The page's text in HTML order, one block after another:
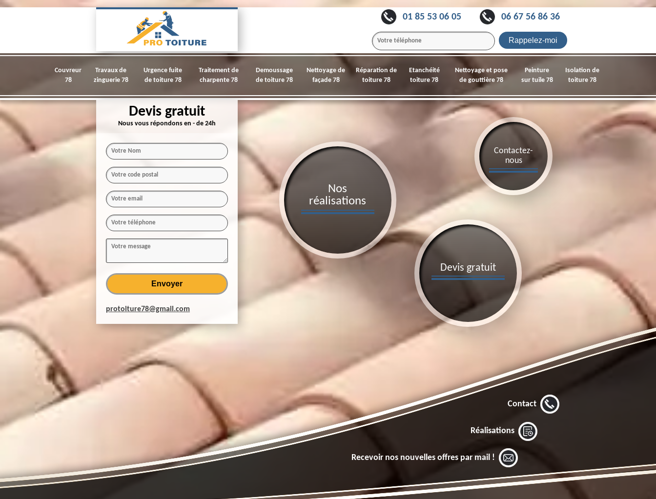
01 85 53 06 05 06 67 56 86 36
Couvreur
78
Travaux de
zinguerie 78
Urgence fuite
de toiture 78
Traitement de
charpente 78
Demoussage
de toiture 78
Nettoyage de
façade 78
Réparation de
toiture 78
Etanchéité
toiture 78
Nettoyage et pose
de gouttière 78
Peinture
sur tuile 78
Isolation de
toiture 78
Devis gratuit
Nous vous répondons en - de 24h
protoiture78@gmail.com
Devis gratuit
Contactez-
nous
Nos
réalisations
Contact
Réalisations
Recevoir nos nouvelles offres par mail !